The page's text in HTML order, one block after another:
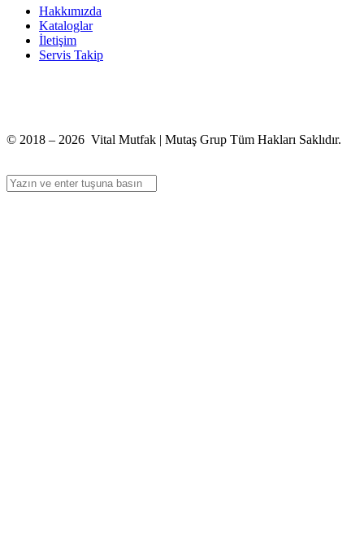
Hakkımızda
Kataloglar
İletişim
Servis Takip
© 2018 – 2026 Vital Mutfak | Mutaş Grup Tüm Hakları Saklıdır.